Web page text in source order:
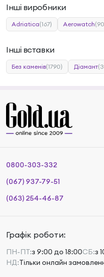
Інші виробники
Adriatica(167) Aerowatch
Інші вставки
Без каменів(1790) Діамант
0800-303-332
(067) 937-79-51
(063) 254-46-87
Графік роботи:
ПН-ПТ:з 9:00 до 18:00СБ:з
НД:Тільки онлайн